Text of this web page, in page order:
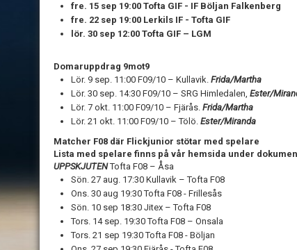
fre. 15 sep 19:00 Tofta GIF - IF Böljan Falkenberg
fre. 22 sep 19:00 Lerkils IF - Tofta GIF
lör. 30 sep 12:00 Tofta GIF – LGM
Domaruppdrag 9mot9
Lör. 9 sep. 11:00 F09/10 – Kullavik. Frida/Martha
Lör. 30 sep. 14:30 F09/10 – SRG Himledalen, Ester/
Lör. 7 okt. 11:00 F09/10 – Fjärås. Frida/Martha
Lör. 21 okt. 11:00 F09/10 – Tölö. Ester/Miranda
Matcher F08 där Flickjunior stötar med spelare
Lista med spelare finns på vår hemsida under
UPPSKJUTENTofta F08 – Åsa
Sön. 27 aug. 17:30 Kullavik – Tofta F08
Ons. 30 aug 19:30 Tofta F08 - Frillesås
Sön. 10 sep 18:30 Jitex – Tofta F08
Tors. 14 sep. 19:30 Tofta F08 – Onsala
Tors. 21 sep 19:30 Tofta F08 - Böljan